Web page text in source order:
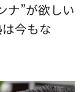
ナ”が欲しい
今もな